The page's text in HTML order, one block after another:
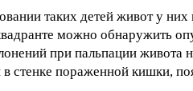
таких детей живот у
можно обнаружить
при пальпации живота
стенке пораженной кишки,